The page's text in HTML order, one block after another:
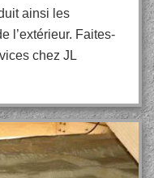
ainsi les
l’extérieur. Faites-
chez JL